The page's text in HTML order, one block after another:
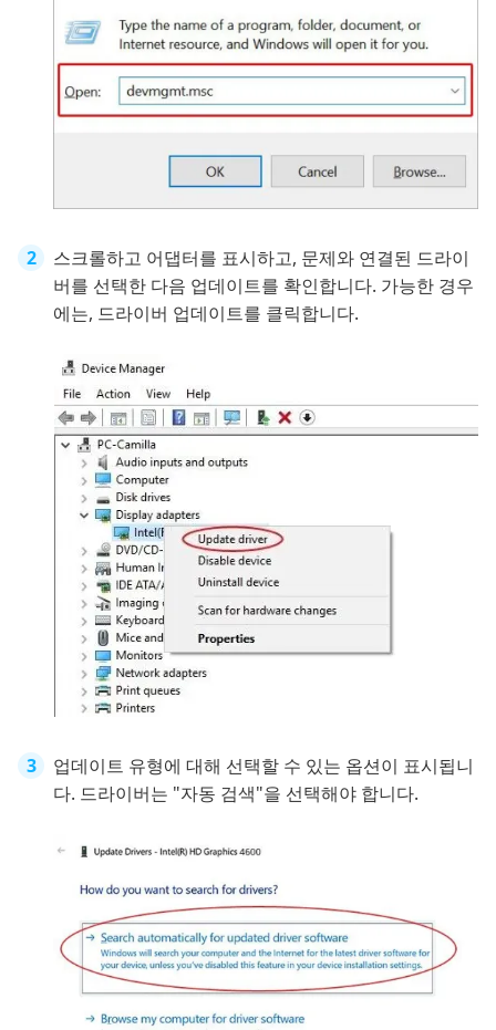
스크롤하고 어댑터를 표시하고, 문제와 연결된 드라이
버를 선택한 다음 업데이트를 확인합니다. 가능한 경우
에는, 드라이버 업데이트를 클릭합니다.
업데이트 유형에 대해 선택할 수 있는 옵션이 표시됩니
다. 드라이버는 "자동 검색"을 선택해야 합니다.